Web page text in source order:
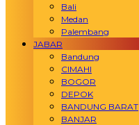
Bali
Medan
Palembang
JABAR
Bandung
CIMAHI
BOGOR
DEPOK
BANDUNG BARAT
BANJAR